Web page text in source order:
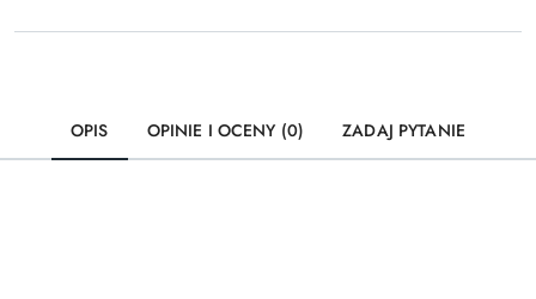
OPIS OPINIE I OCENY (0) ZADAJ PYTANIE